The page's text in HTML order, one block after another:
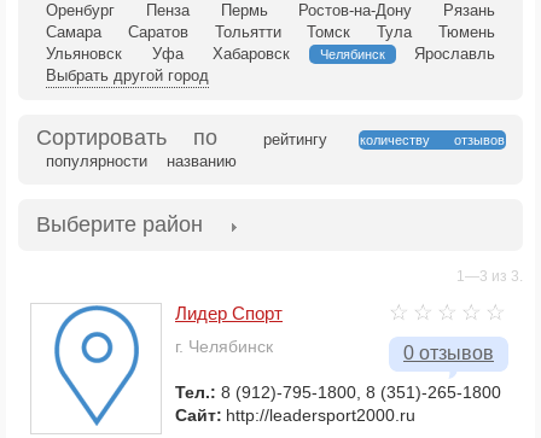
Оренбург
Пенза Пермь Ростов-на-Дону
Рязань
Самара
Саратов Тольятти Томск Тула
Тюмень
Ульяновск
Уфа Хабаровск Челябинск
Ярославль
Выбрать другой город
Сортировать по рейтингу количеству отзывов
популярности названию
Выберите район
1—3 из 3.
0 отзывов
Лидер Спорт
г. Челябинск
Тел.: 8 (912)-795-1800, 8 (351)-265-1800
Сайт: http://leadersport2000.ru